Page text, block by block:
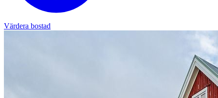
Värdera bostad